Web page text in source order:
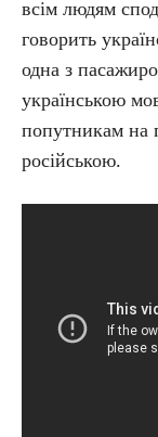
всім людям
говорить
одна з
українською
попутникам на
російською.